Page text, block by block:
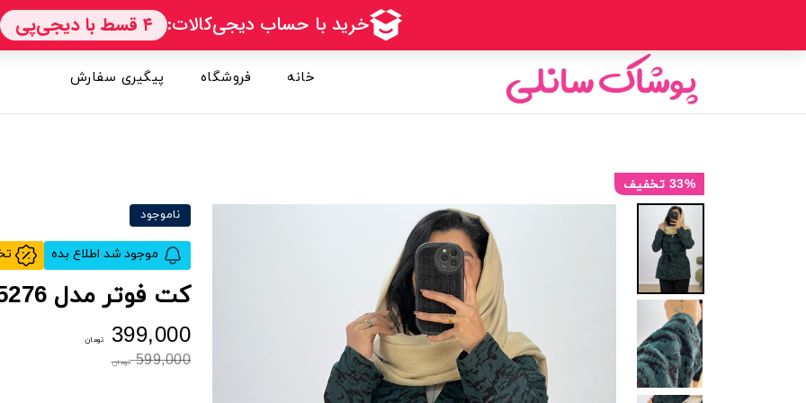
خانه فروشگاه پیگیری سفارش
33% تخفیف
ناموجود
کت فوتر مدل 5276
399,000 تومان
599,000 تومان